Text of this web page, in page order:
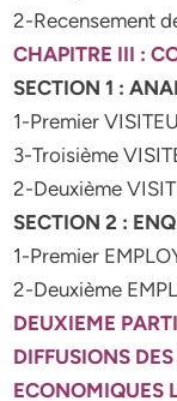
2-Recensement
CHAPITRE III :
SECTION 1 :
1-Premier
3-Troisième
2-Deuxième
SECTION 2 :
1-Premier
2-Deuxième
DEUXIEME
DIFFUSIONS DES
ECONOMIQUES